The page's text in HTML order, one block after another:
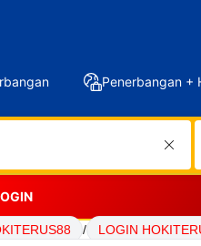
Penerbangan +
/ LOGIN